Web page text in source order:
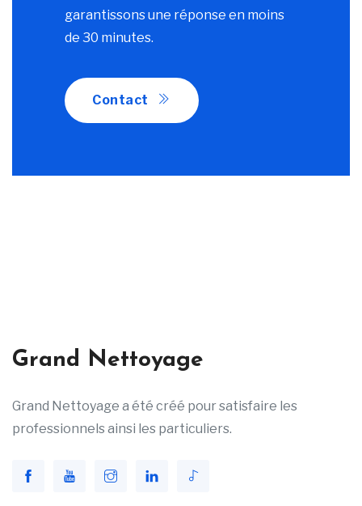
garantissons une réponse en moins
de 30 minutes.
Contact
Grand Nettoyage
Grand Nettoyage a été créé pour satisfaire les
professionnels ainsi les particuliers.